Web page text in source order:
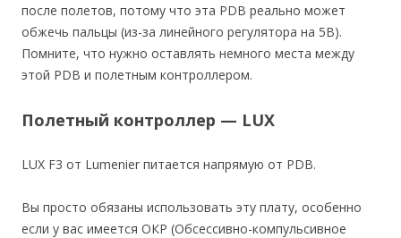
после полетов, потому что эта PDB реально может
обжечь пальцы (из-за линейного регулятора на 5В).
Помните, что нужно оставлять немного места между
этой PDB и полетным контроллером.
Полетный контроллер — LUX
LUX F3 от Lumenier питается напрямую от PDB.
Вы просто обязаны использовать эту плату, особенно
если у вас имеется ОКР (Обсессивно-компульсивное